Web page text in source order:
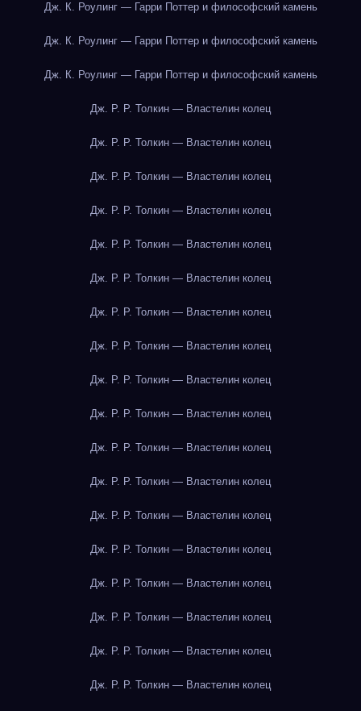
Дж. К. Роулинг — Гарри Поттер и философский камень
Дж. К. Роулинг — Гарри Поттер и философский камень
Дж. К. Роулинг — Гарри Поттер и философский камень
Дж. Р. Р. Толкин — Властелин колец
Дж. Р. Р. Толкин — Властелин колец
Дж. Р. Р. Толкин — Властелин колец
Дж. Р. Р. Толкин — Властелин колец
Дж. Р. Р. Толкин — Властелин колец
Дж. Р. Р. Толкин — Властелин колец
Дж. Р. Р. Толкин — Властелин колец
Дж. Р. Р. Толкин — Властелин колец
Дж. Р. Р. Толкин — Властелин колец
Дж. Р. Р. Толкин — Властелин колец
Дж. Р. Р. Толкин — Властелин колец
Дж. Р. Р. Толкин — Властелин колец
Дж. Р. Р. Толкин — Властелин колец
Дж. Р. Р. Толкин — Властелин колец
Дж. Р. Р. Толкин — Властелин колец
Дж. Р. Р. Толкин — Властелин колец
Дж. Р. Р. Толкин — Властелин колец
Дж. Р. Р. Толкин — Властелин колец